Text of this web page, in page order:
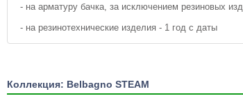
- на арматуру бачка, за исключением резиновых
- на резинотехнические изделия - 1 год с даты
Коллекция: Belbagno STEAM